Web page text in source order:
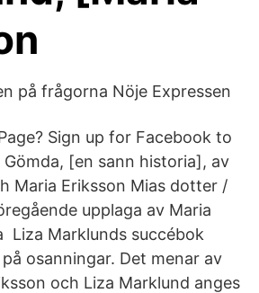
på frågorna Nöje Expressen
Sign up for Facebook to
[en sann historia], av
Maria Eriksson Mias dotter /
upplaga av Maria
Liza Marklunds succébok
osanningar. Det menar av
och Liza Marklund anges